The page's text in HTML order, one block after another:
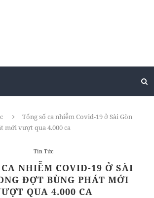
Tổng số ca nhiễm Covid-19 ở Sài Gòn
mới vượt qua 4.000 ca
Tin Tức
CA NHIỄM COVID-19 Ở SÀI
ĐỢT BÙNG PHÁT MỚI
QUA 4.000 CA